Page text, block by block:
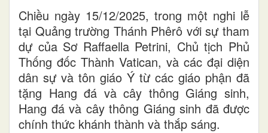
Chiều ngày 15/12/2025, trong một nghi lễ
tại Quảng trường Thánh Phêrô với sự tham
dự của Sơ Raffaella Petrini, Chủ tịch Phủ
Thống đốc Thành Vatican, và các đại diện
dân sự và tôn giáo Ý từ các giáo phận đã
tặng Hang đá và cây thông Giáng sinh,
Hang đá và cây thông Giáng sinh đã được
chính thức khánh thành và thắp sáng.